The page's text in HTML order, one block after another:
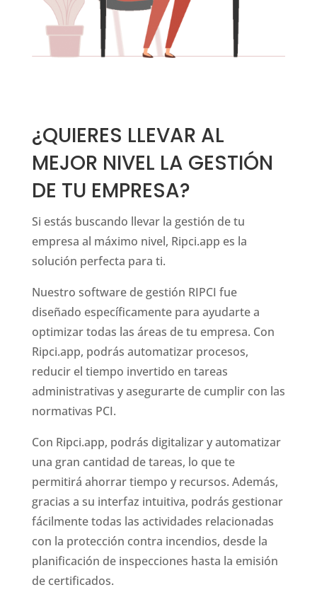
¿QUIERES LLEVAR AL
MEJOR NIVEL LA GESTIÓN
DE TU EMPRESA?
Si estás buscando llevar la gestión de tu
empresa al máximo nivel, Ripci.app es la
solución perfecta para ti.
Nuestro software de gestión RIPCI fue
diseñado específicamente para ayudarte a
optimizar todas las áreas de tu empresa. Con
Ripci.app, podrás automatizar procesos,
reducir el tiempo invertido en tareas
administrativas y asegurarte de cumplir con las
normativas PCI.
Con Ripci.app, podrás digitalizar y automatizar
una gran cantidad de tareas, lo que te
permitirá ahorrar tiempo y recursos. Además,
gracias a su interfaz intuitiva, podrás gestionar
fácilmente todas las actividades relacionadas
con la protección contra incendios, desde la
planificación de inspecciones hasta la emisión
de certificados.